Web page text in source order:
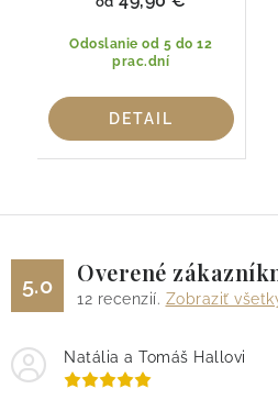
Odoslanie od 5 do 12
prac.dní
DETAIL
5.0 Overené
12 recenzií. Zobraziť
Natália a Tomáš Hallovi